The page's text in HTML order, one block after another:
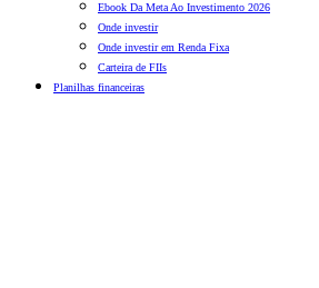
Ebook Da Meta Ao Investimento 2026
Onde investir
Onde investir em Renda Fixa
Carteira de FIIs
Planilhas financeiras